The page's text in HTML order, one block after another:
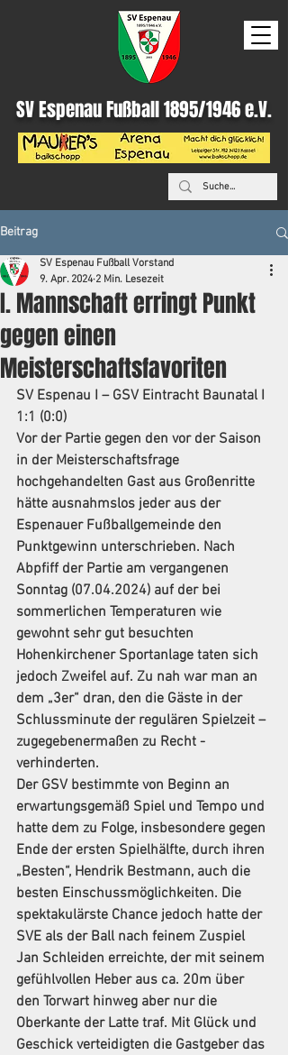
SV Espenau Fußball 1895/1946 e.V.
Beitrag
I. Mannschaft erringt Punkt
gegen einen
Meisterschaftsfavoriten
SV Espenau Fußball Vorstand
9. Apr. 2024 2 Min. Lesezeit
SV Espenau I – GSV Eintracht Baunatal I
1:1 (0:0)
Vor der Partie gegen den vor der Saison
in der Meisterschaftsfrage
hochgehandelten Gast aus Großenritte
hätte ausnahmslos jeder aus der
Espenauer Fußballgemeinde den
Punktgewinn unterschrieben. Nach
Abpfiff der Partie am vergangenen
Sonntag (07.04.2024) auf der bei
sommerlichen Temperaturen wie
gewohnt sehr gut besuchten
Hohenkirchener Sportanlage taten sich
jedoch Zweifel auf. Zu nah war man an
dem „3er“ dran, den die Gäste in der
Schlussminute der regulären Spielzeit –
zugegebenermaßen zu Recht -
verhinderten.
Der GSV bestimmte von Beginn an
erwartungsgemäß Spiel und Tempo und
hatte dem zu Folge, insbesondere gegen
Ende der ersten Spielhälfte, durch ihren
„Besten“, Hendrik Bestmann, auch die
besten Einschussmöglichkeiten. Die
spektakulärste Chance jedoch hatte der
SVE als der Ball nach feinem Zuspiel
Jan Schleiden erreichte, der mit seinem
gefühlvollen Heber aus ca. 20m über
den Torwart hinweg aber nur die
Oberkante der Latte traf. Mit Glück und
Geschick verteidigten die Gastgeber das